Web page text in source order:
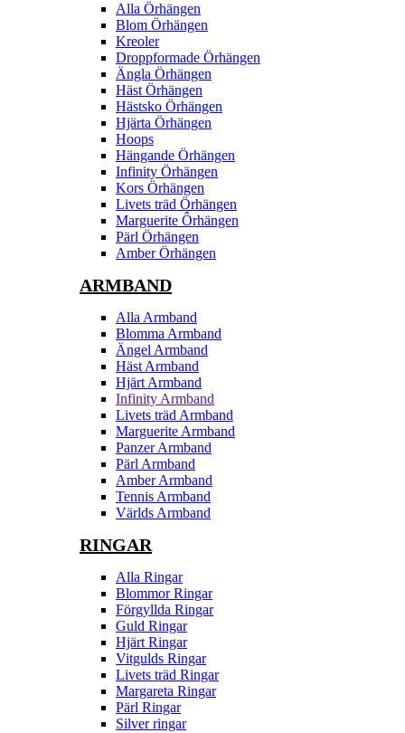
Alla Örhängen
Blom Örhängen
Kreoler
Droppformade Örhängen
Ängla Örhängen
Häst Örhängen
Hästsko Örhängen
Hjärta Örhängen
Hoops
Hängande Örhängen
Infinity Örhängen
Kors Örhängen
Livets träd Örhängen
Marguerite Ôrhängen
Pärl Örhängen
Amber Örhängen
ARMBAND
Alla Armband
Blomma Armband
Ängel Armband
Häst Armband
Hjärt Armband
Infinity Armband
Livets träd Armband
Marguerite Armband
Panzer Armband
Pärl Armband
Amber Armband
Tennis Armband
Världs Armband
RINGAR
Alla Ringar
Blommor Ringar
Förgyllda Ringar
Guld Ringar
Hjärt Ringar
Vitgulds Ringar
Livets träd Ringar
Margareta Ringar
Pärl Ringar
Silver ringar